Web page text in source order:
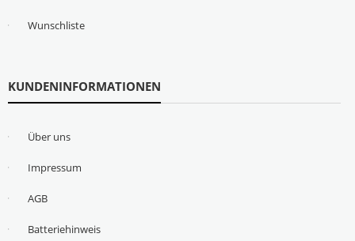
Wunschliste
KUNDENINFORMATIONEN
Über uns
Impressum
AGB
Batteriehinweis